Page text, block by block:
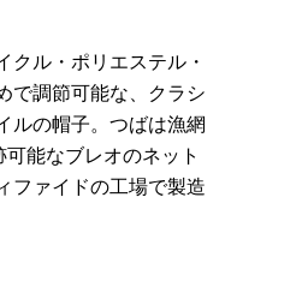
クル・ポリエステル・
で調節可能な、クラシ
ルの帽子。つばは漁網
能なブレオのネット
ファイドの工場で製造